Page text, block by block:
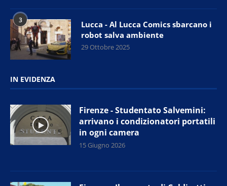
3
Lucca - Al Lucca Comics sbarcano i
robot salva ambiente
29 Ottobre 2025
IN EVIDENZA
Firenze - Studentato Salvemini:
arrivano i condizionatori portatili
in ogni camera
15 Giugno 2026